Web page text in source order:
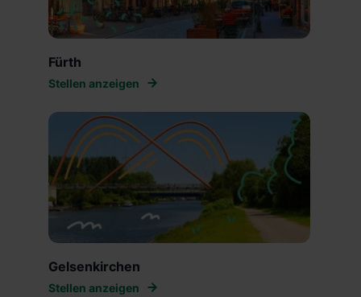
Fürth
Stellen anzeigen
Gelsenkirchen
Stellen anzeigen